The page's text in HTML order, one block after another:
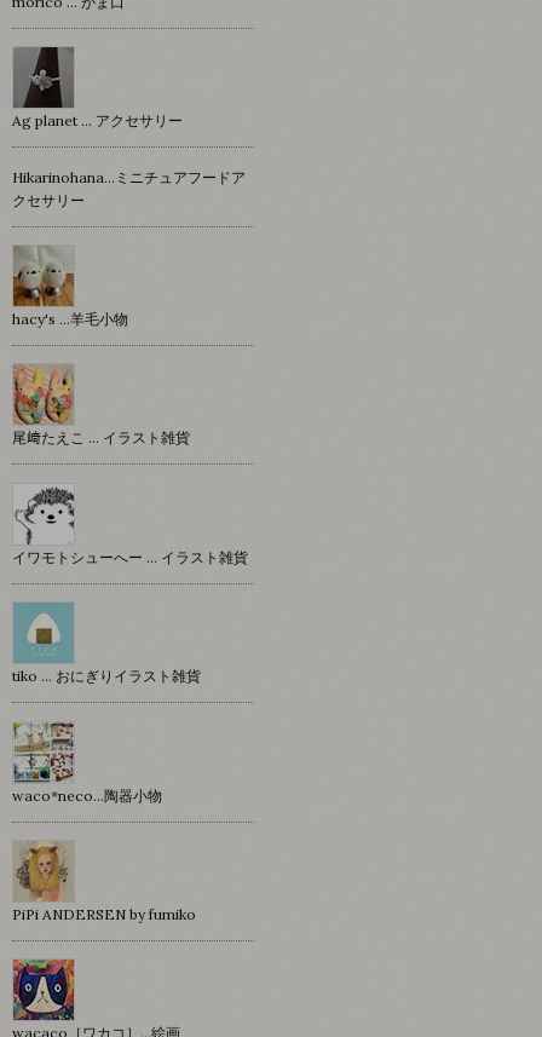
Ag planet … アクセサリー
Hikarinohana…ミニチュアフードア
クセサリー
hacy's …羊毛小物
尾﨑たえこ … イラスト雑貨
イワモトシューへー … イラスト雑貨
tiko … おにぎりイラスト雑貨
waco*neco...陶器小物
PiPi ANDERSEN by fumiko
wacaco［ワカコ］…絵画